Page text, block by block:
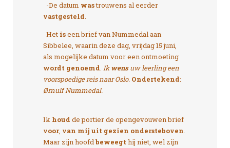
-De datum wastrouwens al eerder
vastgesteld.
Het iseen brief van Nummedal aan
Sibbelee, waarin deze dag, vrijdag 15 juni,
als mogelijke datum voor een ontmoeting
wordt genoemd. Ikwensuw leerling een
voorspoedige reis naar Oslo. Ondertekend:
Ørnulf Nummedal.
Ik houd de portier de opengevouwen brief
voor, van mij uit gezien ondersteboven.
Maar zijn hoofdbeweegt hij niet, wel zijn